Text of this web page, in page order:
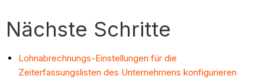
Nächste Schritte
Lohnabrechnungs-Einstellungen für die
Zeiterfassungslisten des Unternehmens konfigurieren